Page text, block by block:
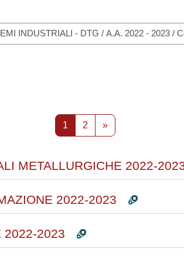
1 Pagina 1
2Pagina 2
»Pagina successiva
METALLURGICHE 2022-
2022-2023
2022-2023